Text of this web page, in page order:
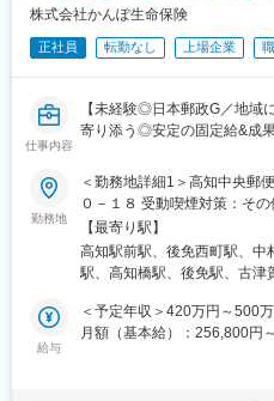
・お客様からの問い合わせ対
〇企業保険領域：大企業や官
険に関するお手続きや問い合
しながらスムーズな保険サー
・事務業務（ご契約の管理・
・企業・営業担当者からの問
〇その他領域（事務企画領
とした管理部門や、一部専
※配置転換により職務の変更
■勤務時間補足
・育児や介護の状況に応じて
ックスタイム制を活用できま
※一部の職務については、土
株式会社かんぽ生命保険
正社員 転勤なし 上場企業
仕事内容
【未経験◎日本郵政G／地域
寄り添う◎安定の固定給&成
★未経験でも長期的にご活躍
（1）約3か月の集合研修で
難しい方はリモートプログラ
└配属後も班体制で、教育ト
（2）営業・保険未経験で入
└販売接客、事務、技術職、
多く定着・活躍中
勤務地
＜勤務地詳細1＞高知中央郵
０－１８ 受動喫煙対策：そ
煙スペースあり））＜勤務
市日吉町１－１－３ 受動喫煙
所により喫煙スペースあり）
内原則禁煙（事業所により
高知県内2カ所の郵便局
【最寄り駅】
高知駅前駅、後免西町駅、中
駅、高知橋駅、後免駅、古津
給与
＜予定年収＞420万円～500
月額（基本給）：256,800円